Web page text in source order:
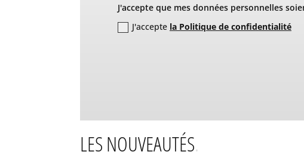
J'accepte que mes données personnelles
J'accepte la Politique de confidentialité
LES NOUVEAUTÉS